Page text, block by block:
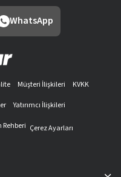
WhatsApp
Müşteri İlişkileri
KVKK
Yatırımcı İlişkileri
Rehberi Çerez Ayarları